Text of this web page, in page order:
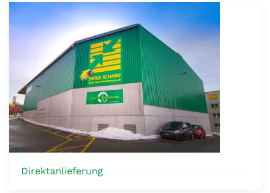
Direktanlieferung